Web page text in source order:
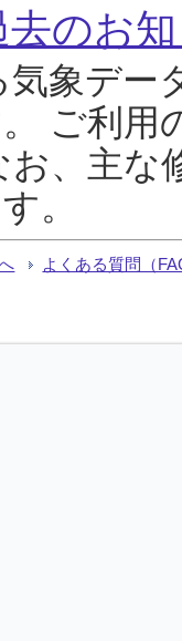
のお
象デー
ご利用
、主な
。
よくある質問（